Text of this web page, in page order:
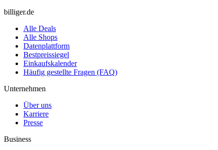
billiger.de
Alle Deals
Alle Shops
Datenplattform
Bestpreissiegel
Einkaufskalender
Häufig gestellte Fragen (FAQ)
Unternehmen
Über uns
Karriere
Presse
Business